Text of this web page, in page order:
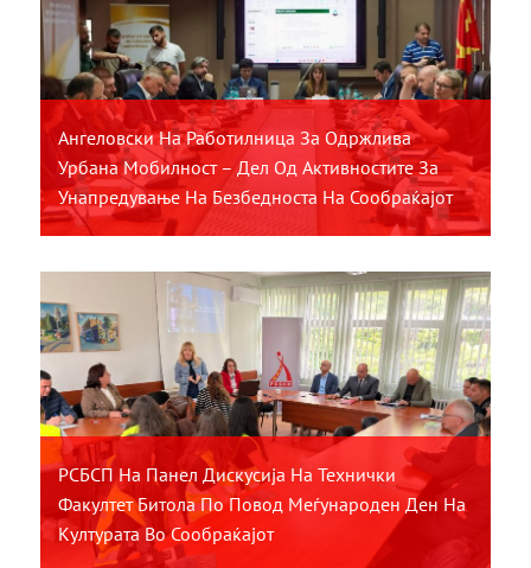
Ангеловски На Работилница За Одржлива
Урбана Мобилност – Дел Од Активностите За
Унапредување На Безбедноста На Сообраќајот
РСБСП На Панел Дискусија На Технички
Факултет Битола По Повод Меѓународен Ден На
Културата Во Сообраќајот